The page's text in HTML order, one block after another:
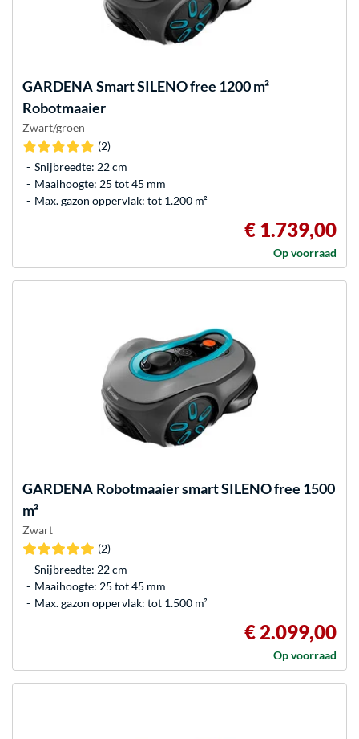
GARDENASmart SILENO free 1200 m²
Robotmaaier
Zwart/groen
(2)
Snijbreedte: 22 cm
Maaihoogte: 25 tot 45 mm
Max. gazon oppervlak: tot 1.200 m²
€ 1.739,00
Op voorraad
GARDENA Robotmaaier smart SILENO free 1500
m²
Zwart
(2)
Snijbreedte: 22 cm
Maaihoogte: 25 tot 45 mm
Max. gazon oppervlak: tot 1.500 m²
€ 2.099,00
Op voorraad